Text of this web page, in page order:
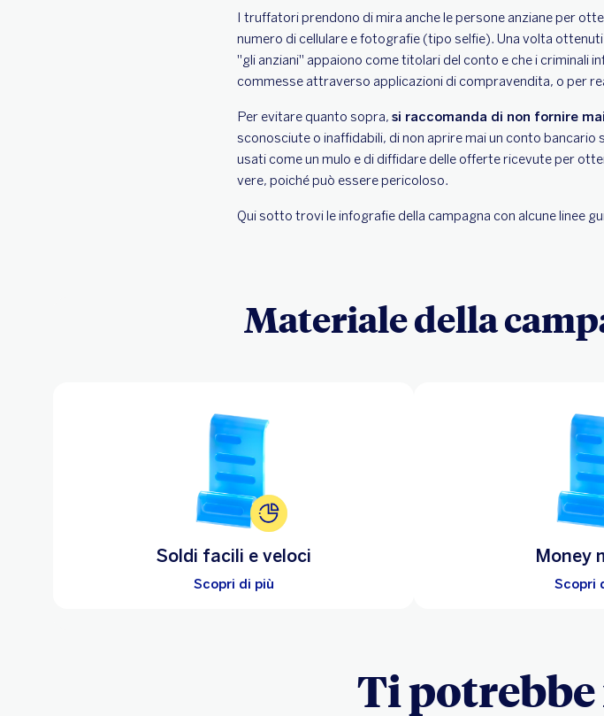
I truffatori prendono di mira anche le persone anziane per
numero di cellulare e fotografie (tipo selfie). Una volta
"gli anziani" appaiono come titolari del conto e che i criminali
commesse attraverso applicazioni di compravendita, o per
Per evitare quanto sopra, si raccomanda di non fornire
sconosciute o inaffidabili, di non aprire mai un conto
usati come un mulo e di diffidare delle offerte ricevute per
vere, poiché può essere pericoloso.
Qui sotto trovi le infografie della campagna con alcune linee
Materiale della
Soldi facili e veloci
Scopri di più
Money
Scopri
Ti